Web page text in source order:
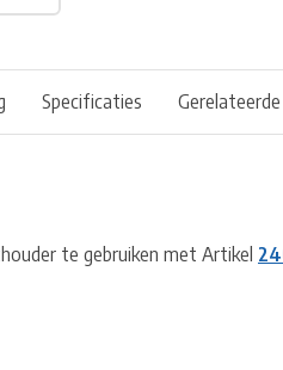
Specificaties
te gebruiken met Artikel